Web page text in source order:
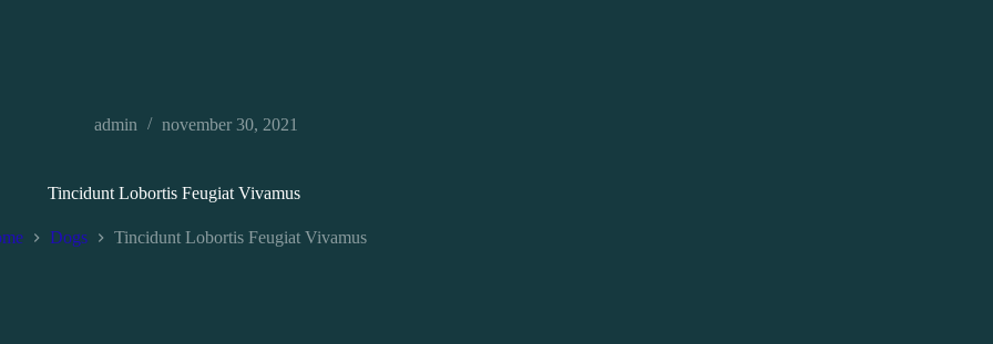
admin november 30, 2021
Tincidunt Lobortis Feugiat Vivamus
Dogs Tincidunt Lobortis Feugiat Vivamus